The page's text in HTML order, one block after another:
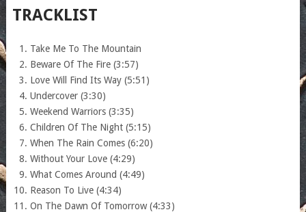
TRACKLIST
Take Me To The Mountain
Beware Of The Fire (3:57)
Love Will Find Its Way (5:51)
Undercover (3:30)
Weekend Warriors (3:35)
Children Of The Night (5:15)
When The Rain Comes (6:20)
Without Your Love (4:29)
What Comes Around (4:49)
Reason To Live (4:34)
On The Dawn Of Tomorrow (4:33)